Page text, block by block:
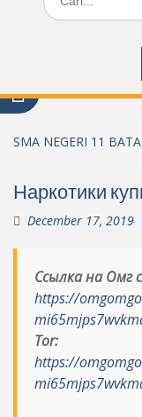
for:
SMA NEGERI 11
Наркотики
December 17, 2019
Ссылка на Омг
https://
Tor:
https://